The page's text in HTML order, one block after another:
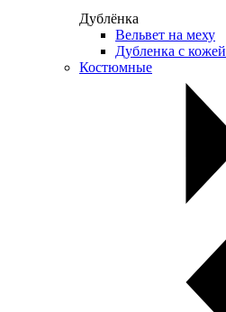
Дублёнка
Вельвет на меху
Дубленка с кожей
Костюмные